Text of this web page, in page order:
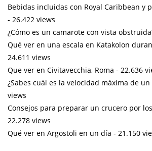
Bebidas incluidas con Royal Caribbean y
- 26.422 views
¿Cómo es un camarote con vista
Qué ver en una escala en Katakolon
24.611 views
Que ver en Civitavecchia, Roma - 22.636
¿Sabes cuál es la velocidad máxima de un
views
Consejos para preparar un crucero por
22.278 views
Qué ver en Argostoli en un día - 21.150